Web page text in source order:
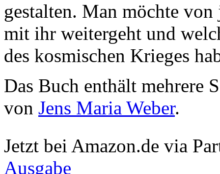
gestalten. Man möchte
mit ihr weitergeht und
des kosmischen Krieges
Das Buch enthält mehrere
von Jens Maria Weber.
Jetzt bei Amazon.de via
Ausgabe